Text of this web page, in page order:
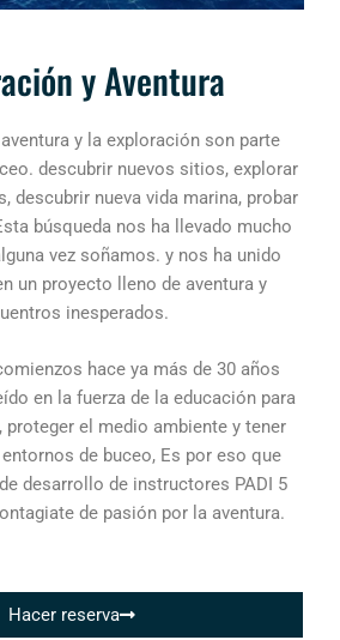
y Aventura
y la exploración son parte
descubrir nuevos sitios, explorar
descubrir nueva vida marina, probar
búsqueda nos ha llevado mucho
vez soñamos. y nos ha unido
un proyecto lleno de aventura y
inesperados.
hace ya más de 30 años
en la fuerza de la educación para
el medio ambiente y tener
de buceo, Es por eso que
desarrollo de instructores PADI 5
de pasión por la aventura.
Hacer reserva